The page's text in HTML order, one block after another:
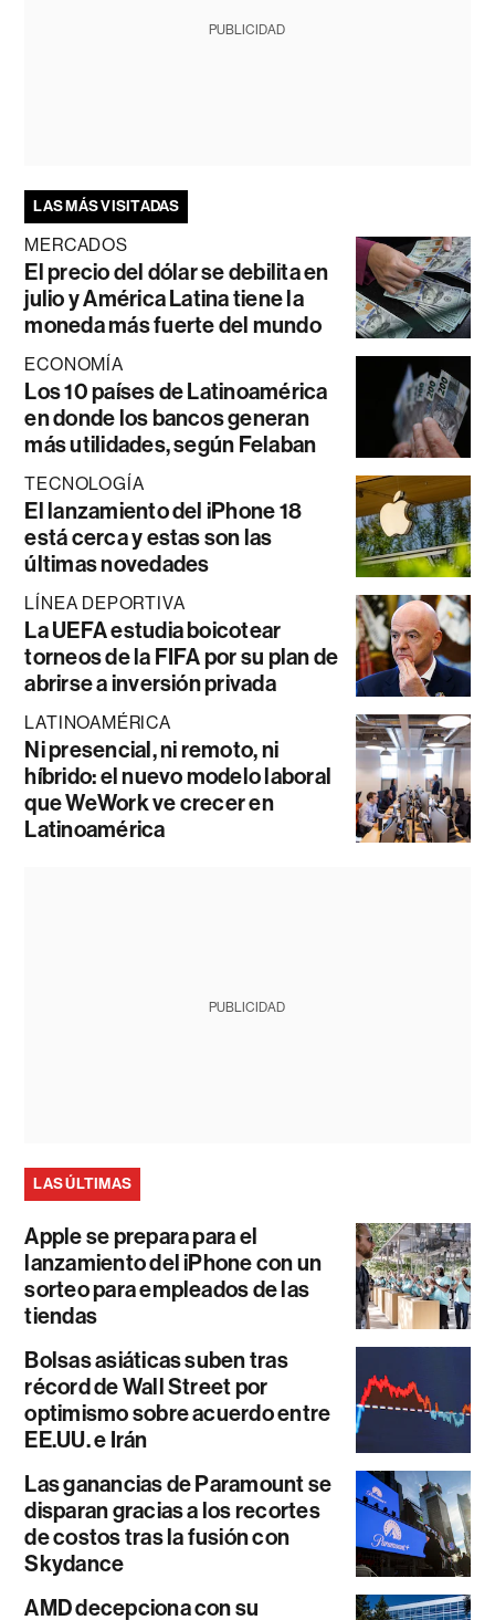
PUBLICIDAD
LAS MÁS VISITADAS
MERCADOS
El precio del dólar se debilita en
julio y América Latina tiene la
moneda más fuerte del mundo
ECONOMÍA
Los 10 países de Latinoamérica
en donde los bancos generan
más utilidades, según Felaban
TECNOLOGÍA
El lanzamiento del iPhone 18
está cerca y estas son las
últimas novedades
LÍNEA DEPORTIVA
La UEFA estudia boicotear
torneos de la FIFA por su plan de
abrirse a inversión privada
LATINOAMÉRICA
Ni presencial, ni remoto, ni
híbrido: el nuevo modelo laboral
que WeWork ve crecer en
Latinoamérica
PUBLICIDAD
LAS ÚLTIMAS
Apple se prepara para el
lanzamiento del iPhone con un
sorteo para empleados de las
tiendas
Bolsas asiáticas suben tras
récord de Wall Street por
optimismo sobre acuerdo entre
EE.UU. e Irán
Las ganancias de Paramount se
disparan gracias a los recortes
de costos tras la fusión con
Skydance
AMD decepciona con su